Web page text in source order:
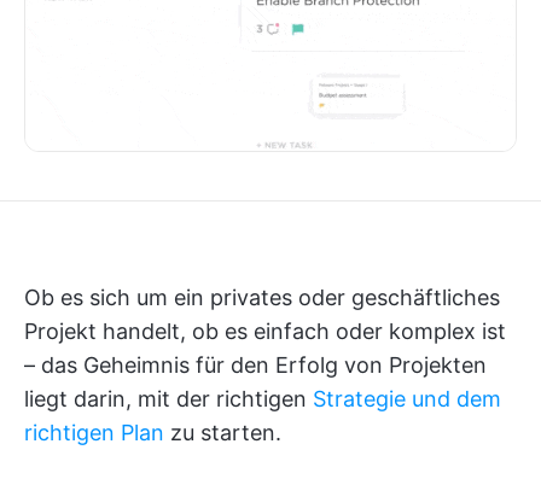
Ob es sich um ein privates oder geschäftliches
Projekt handelt, ob es einfach oder komplex ist
– das Geheimnis für den Erfolg von Projekten
liegt darin, mit der richtigen Strategie und dem
richtigen Plan zu starten.